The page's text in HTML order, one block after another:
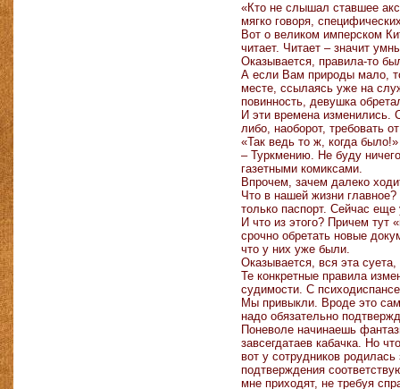
«Кто не слышал ставшее
мягко говоря,
Вот о великом имперском
читает. Читает – значит
Оказывается, правила-то
А если Вам природы мало,
месте, ссылаясь уже на
повинность, девушка
И эти времена изменились.
либо, наоборот, требовать
«Так ведь то ж, когда
– Туркмению. Не буду
газетными комиксами.
Впрочем, зачем далеко
Что в нашей жизни
только паспорт. Сейчас
И что из этого? Причем
срочно обретать новые
что у них уже были.
Оказывается, вся эта
Те конкретные правила
судимости. С
Мы привыкли. Вроде это
надо обязательно
Поневоле начинаешь
завсегдатаев кабачка. Но
вот у сотрудников
подтверждения
мне приходят, не требуя